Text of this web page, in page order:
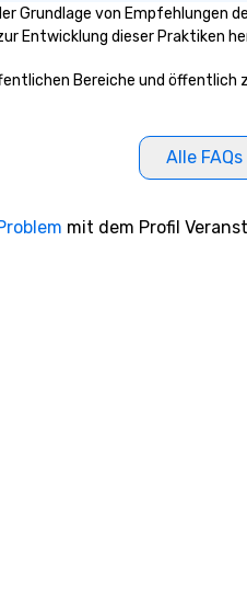
Grundlage von
Entwicklung dieser Praktiken
Bereiche und
Alle
mit dem Profil